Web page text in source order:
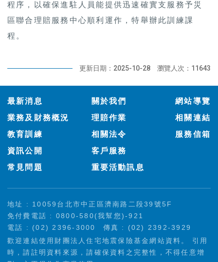
程序，以確保進駐人員能提供迅速確實支服務予災
區聯合理賠服務中心順利運作，特舉辦此訓練課
程。
更新日期：2025-10-28 瀏覽人次：11643
最新消息
關於我們
業務及財務概況
理賠作業
教育訓練
相關法令
資訊公開
客戶服務
常見問題
重要活動訊息
網站導覽
相關連結
服務信箱
地址 : 10059台北市中正區濟南路二段39號5F
免付費電話 : 0800-580(我幫您)-921
電話 : (02) 2396-3000
傳真 : (02) 2392-3929
歡迎連結使用財團法人住宅地震保險基金網站資料。 引用
時，請註明資料來源，請確保資料之完整性，不得任意增